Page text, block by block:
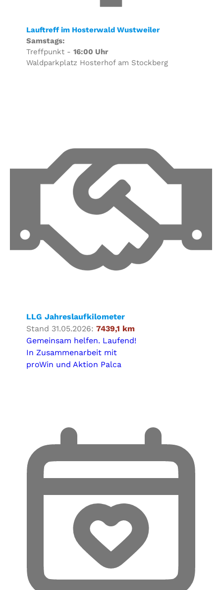
Lauftreff im Hosterwald Wustweiler
Samstags:
Treffpunkt - 16:00 Uhr
Waldparkplatz Hosterhof am Stockberg
LLG Jahreslaufkilometer
Stand 31.05.2026: 7439,1 km
Gemeinsam helfen. Laufend!
In Zusammenarbeit mit
proWin und Aktion Palca